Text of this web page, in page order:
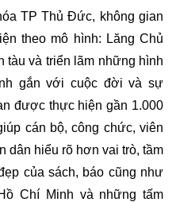
TP Thủ Đức, không gian
theo mô hình: Lăng Chủ
tàu và triển lãm những hình
gắn với cuộc đời và sự
được thực hiện gần 1.000
cán bộ, công chức, viên
dân hiểu rõ hơn vai trò, tầm
của sách, báo cũng như
Chí Minh và những tấm